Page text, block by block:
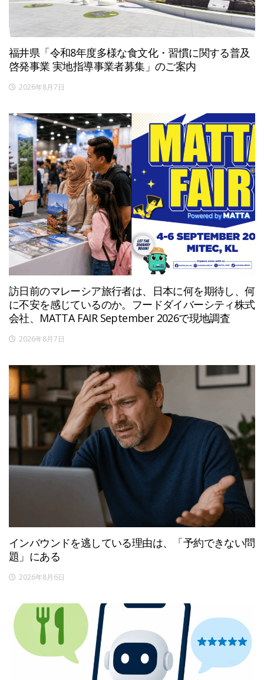
福井県「令和8年度多様な食文化・習慣に関する普及
啓発事業 実地指導事業者募集」のご案内
2026年8月7日
訪日前のマレーシア旅行者は、日本に何を期待し、何
に不安を感じているのか。フードダイバーシティ株式
会社、MATTA FAIR September 2026で現地調査
2026年8月7日
インバウンドを逃している理由は、「予約できない問
題」にある
2026年8月6日